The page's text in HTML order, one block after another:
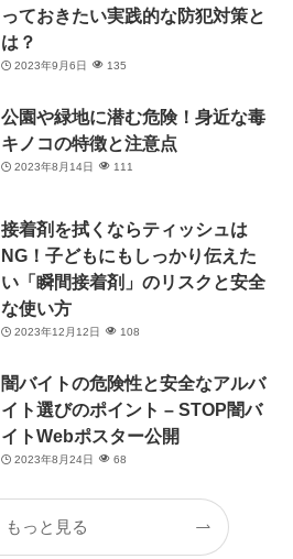
っておきたい実践的な防犯対策と
は？
2023年9月6日 135
公園や緑地に潜む危険！身近な毒
キノコの特徴と注意点
2023年8月14日 111
接着剤を拭くならティッシュは
NG！子どもにもしっかり伝えた
い「瞬間接着剤」のリスクと安全
な使い方
2023年12月12日 108
闇バイトの危険性と安全なアルバ
イト選びのポイント – STOP闇バ
イトWebポスター公開
2023年8月24日 68
もっと見る